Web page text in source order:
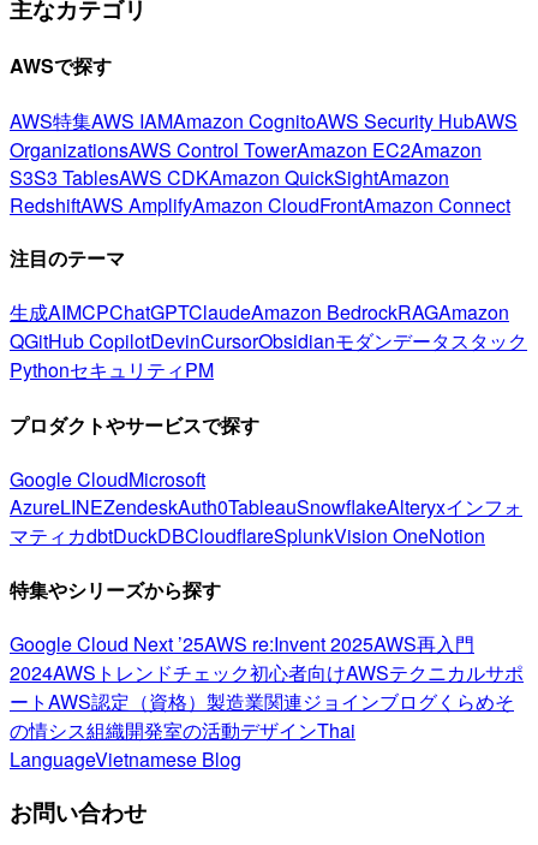
主なカテゴリ
AWSで探す
AWS特集AWS IAMAmazon CognitoAWS Security HubAWS
OrganizationsAWS Control TowerAmazon EC2Amazon
S3S3 TablesAWS CDKAmazon QuickSightAmazon
RedshiftAWS AmplifyAmazon CloudFrontAmazon Connect
注目のテーマ
生成AIMCPChatGPTClaudeAmazon BedrockRAGAmazon
QGitHub CopilotDevinCursorObsidianモダンデータスタック
PythonセキュリティPM
プロダクトやサービスで探す
Google CloudMicrosoft
AzureLINEZendeskAuth0TableauSnowflakeAlteryxインフォ
マティカdbtDuckDBCloudflareSplunkVision OneNotion
特集やシリーズから探す
Google Cloud Next ’25AWS re:Invent 2025AWS再入門
2024AWSトレンドチェック初心者向けAWSテクニカルサポ
ートAWS認定（資格） 製造業関連ジョインブログくらめそ
の情シス組織開発室の活動デザインThai
LanguageVietnamese Blog
お問い合わせ